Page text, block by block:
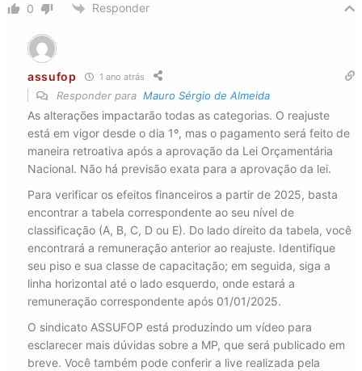
0 Responder
assufop 1 ano atrás
Responder para Mauro Sérgio de Almeida
As alterações impactarão todas as categorias. O reajuste
está em vigor desde o dia 1º, mas o pagamento será feito de
maneira retroativa após a aprovação da Lei Orçamentária
Nacional. Não há previsão exata para a aprovação da lei.
Para verificar os efeitos financeiros a partir de 2025, basta
encontrar a tabela correspondente ao seu nível de
classificação (A, B, C, D ou E). Do lado direito da tabela, você
encontrará a remuneração anterior ao reajuste. Identifique
seu piso e sua classe de capacitação; em seguida, siga a
linha horizontal até o lado esquerdo, onde estará a
remuneração correspondente após 01/01/2025.
O sindicato ASSUFOP está produzindo um vídeo para
esclarecer mais dúvidas sobre a MP, que será publicado em
breve. Você também pode conferir a live realizada pela